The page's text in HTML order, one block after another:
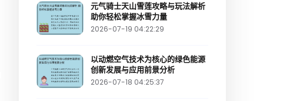
元气骑士天山雪莲攻略与玩法解析
助你轻松掌握冰雪力量
2026-07-19 04:22:29
以动燃空气技术为核心的绿色能源
创新发展与应用前景分析
2026-07-18 04:25:37